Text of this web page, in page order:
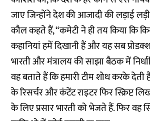
जाए जिन्होंने देश की आजादी की लड़ाई
कौल कहते हैं, “कमेटी ने ही तय किया कि
कहानियां हमें दिखानी हैं और यह सब
भारती और मंत्रालय की साझा बैठक में
वह बताते हैं कि हमारी टीम शोध करके देती
के रिसर्चर और कंटेंट राइटर फिर स्क्रिप्ट
के लिए प्रसार भारती को भेजते हैं. फिर वह